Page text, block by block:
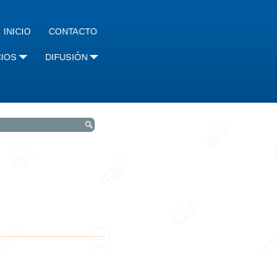
INICIO CONTACTO
DIFUSIÓN